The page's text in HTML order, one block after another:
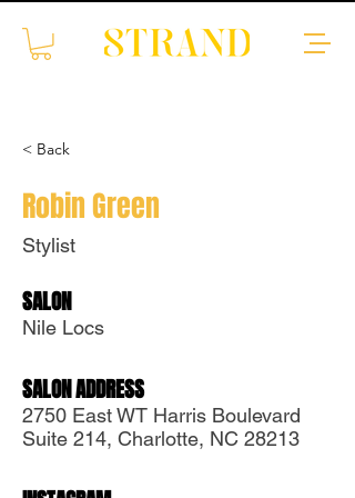
< Back
Robin Green
Stylist
SALON
Nile Locs
SALON ADDRESS
2750 East WT Harris Boulevard
Suite 214, Charlotte, NC 28213
Translate
US English
FR French · Français